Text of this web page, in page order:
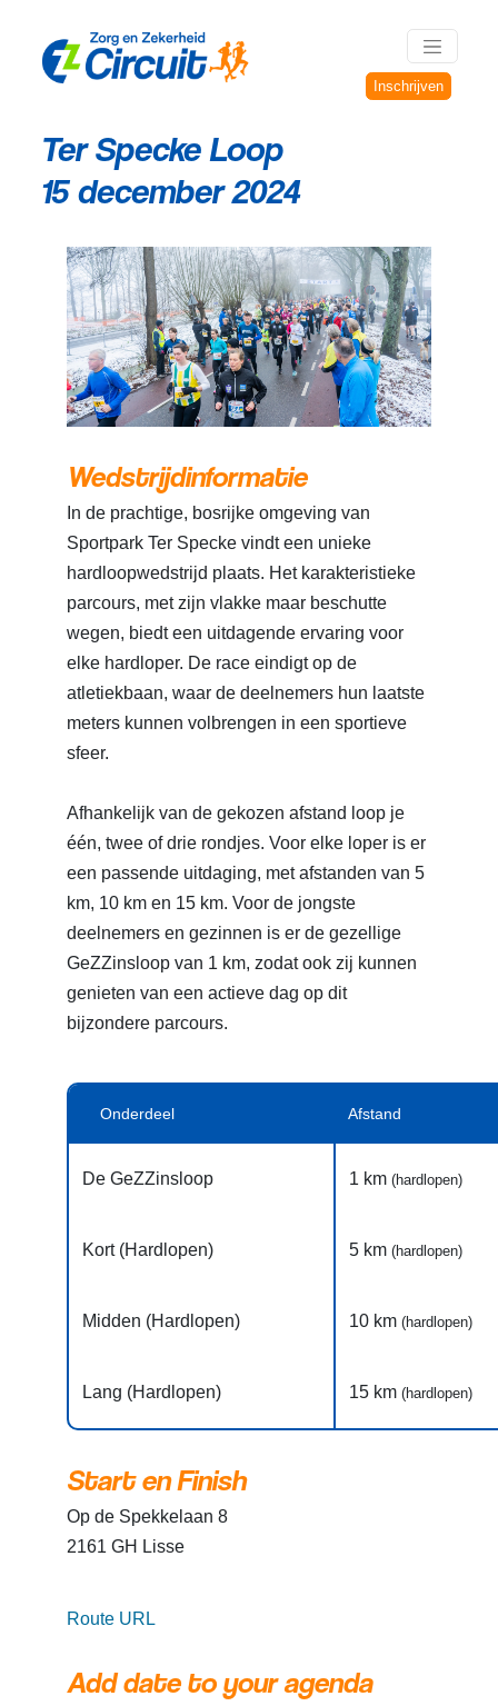
Inschrijven
Ter Specke Loop
15 december 2024
Wedstrijdinformatie
In de prachtige, bosrijke omgeving van
Sportpark Ter Specke vindt een unieke
hardloopwedstrijd plaats. Het karakteristieke
parcours, met zijn vlakke maar beschutte
wegen, biedt een uitdagende ervaring voor
elke hardloper. De race eindigt op de
atletiekbaan, waar de deelnemers hun laatste
meters kunnen volbrengen in een sportieve
sfeer.
Afhankelijk van de gekozen afstand loop je
één, twee of drie rondjes. Voor elke loper is er
een passende uitdaging, met afstanden van 5
km, 10 km en 15 km. Voor de jongste
deelnemers en gezinnen is er de gezellige
GeZZinsloop van 1 km, zodat ook zij kunnen
genieten van een actieve dag op dit
bijzondere parcours.
Onderdeel Afstand
De GeZZinsloop 1 km (hardlopen)
Kort (Hardlopen) 5 km (hardlopen)
Midden (Hardlopen) 10 km (hardlopen)
Lang (Hardlopen) 15 km (hardlopen)
Start en Finish
Op de Spekkelaan 8
2161 GH Lisse
Route URL
Add date to your agenda